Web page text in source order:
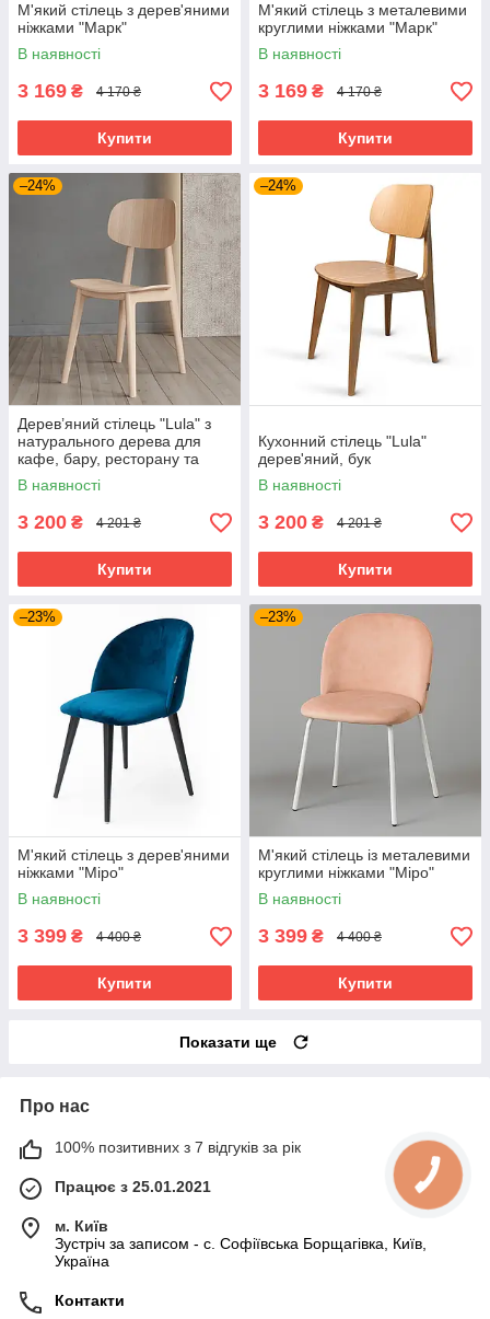
М'який стілець з дерев'яними
ніжками "Марк"
В наявності
3 169 ₴ 4 170 ₴
Купити
М'який стілець з металевими
круглими ніжками "Марк"
В наявності
3 169 ₴ 4 170 ₴
Купити
–24%
Дерев’яний стілець "Lula" з
натурального дерева для
кафе, бару, ресторану та
готелю
В наявності
3 200 ₴ 4 201 ₴
Купити
–24%
Кухонний стілець "Lula"
дерев'яний, бук
В наявності
3 200 ₴ 4 201 ₴
Купити
–23%
М'який стілець з дерев'яними
ніжками "Міро"
В наявності
3 399 ₴ 4 400 ₴
Купити
–23%
М'який стілець із металевими
круглими ніжками "Міро"
В наявності
3 399 ₴ 4 400 ₴
Купити
Показати ще
Про нас
100% позитивних з 7 відгуків за рік
Працює з 25.01.2021
м. Київ
Зустріч за записом - с. Софіївська Борщагівка, Київ,
Україна
Контакти